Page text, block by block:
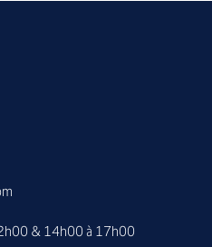
& 14h00 à 17h00